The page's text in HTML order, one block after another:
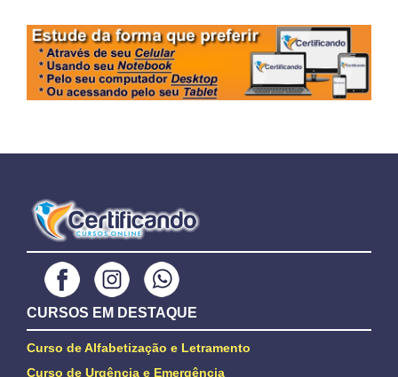
CURSOS EM DESTAQUE
Curso de Alfabetização e Letramento
Curso de Urgência e Emergência